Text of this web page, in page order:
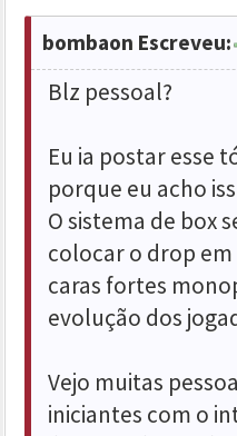
bombaon Escreveu:
Blz pessoal?
Eu ia postar esse
porque eu acho
O sistema de box
colocar o drop
caras fortes
evolução dos
Vejo muitas
iniciantes com o